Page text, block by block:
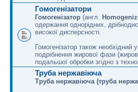
Гомогенізатори
Гомогенізатор (англ.
одержання однорідних,
високої дисперсності.
Гомогенізатор також
подрібнення жирової фази
подальшої обробки згідно з
Труба нержавіюча
Труба нержавіюча (труба